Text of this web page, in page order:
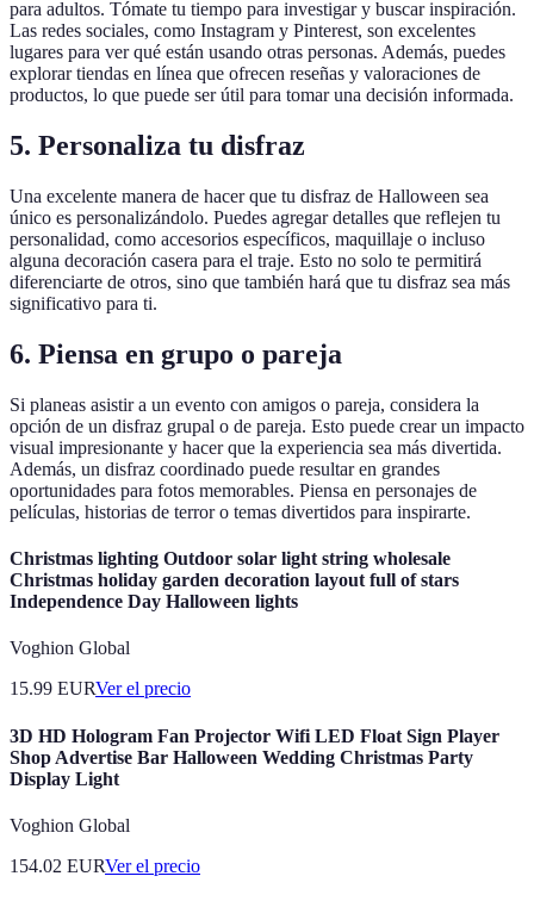
para adultos. Tómate tu tiempo para investigar y buscar inspiración.
Las redes sociales, como Instagram y Pinterest, son excelentes
lugares para ver qué están usando otras personas. Además, puedes
explorar tiendas en línea que ofrecen reseñas y valoraciones de
productos, lo que puede ser útil para tomar una decisión informada.
5. Personaliza tu disfraz
Una excelente manera de hacer que tu disfraz de Halloween sea
único es personalizándolo. Puedes agregar detalles que reflejen tu
personalidad, como accesorios específicos, maquillaje o incluso
alguna decoración casera para el traje. Esto no solo te permitirá
diferenciarte de otros, sino que también hará que tu disfraz sea más
significativo para ti.
6. Piensa en grupo o pareja
Si planeas asistir a un evento con amigos o pareja, considera la
opción de un disfraz grupal o de pareja. Esto puede crear un impacto
visual impresionante y hacer que la experiencia sea más divertida.
Además, un disfraz coordinado puede resultar en grandes
oportunidades para fotos memorables. Piensa en personajes de
películas, historias de terror o temas divertidos para inspirarte.
Christmas lighting Outdoor solar light string wholesale
Christmas holiday garden decoration layout full of stars
Independence Day Halloween lights
Voghion Global
15.99 EURVer el precio
3D HD Hologram Fan Projector Wifi LED Float Sign Player
Shop Advertise Bar Halloween Wedding Christmas Party
Display Light
Voghion Global
154.02 EURVer el precio